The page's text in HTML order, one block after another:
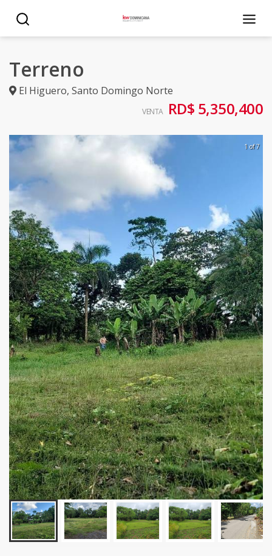
Terreno
El Higuero, Santo Domingo Norte
VENTA RD$ 5,350,400
1 of 7